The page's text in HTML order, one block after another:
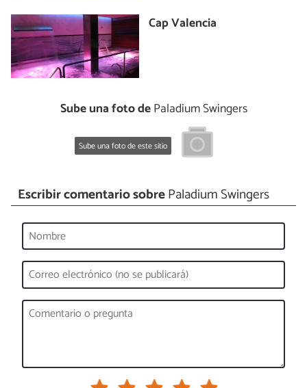
Cap Valencia
Sube una foto dePaladium Swingers
Sube una foto de este sitio
Escribir comentario sobrePaladium Swingers